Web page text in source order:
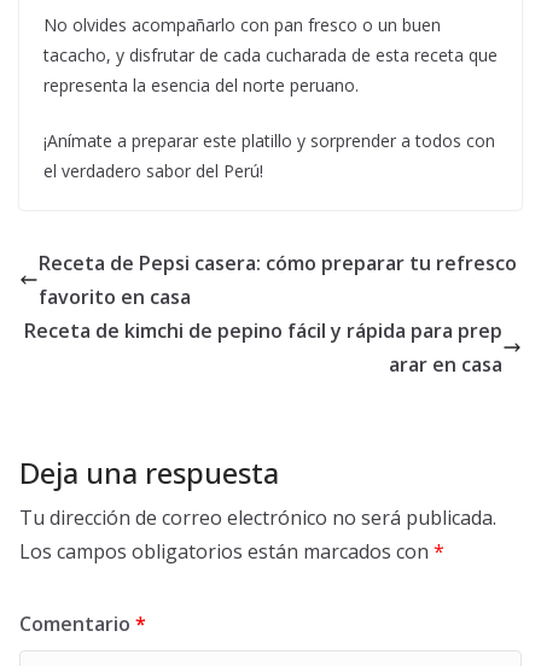
No olvides acompañarlo con pan fresco o un buen
tacacho, y disfrutar de cada cucharada de esta receta que
representa la esencia del norte peruano.
¡Anímate a preparar este platillo y sorprender a todos con
el verdadero sabor del Perú!
Receta de Pepsi casera: cómo preparar tu refresco
favorito en casa
Receta de kimchi de pepino fácil y rápida para prep
arar en casa
Deja una respuesta
Tu dirección de correo electrónico no será publicada.
Los campos obligatorios están marcados con *
Comentario *